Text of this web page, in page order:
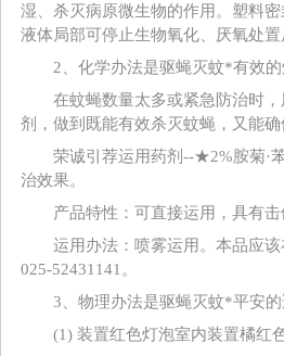
湿、杀灭病原微生物的作用。塑料
液体局部可停止生物氧化、厌氧处
2、化学办法是驱蝇灭蚊*有效的
在蚊蝇数量太多或紧急防治时，
剂，做到既能有效杀灭蚊蝇，又能确
荣诚引荐运用药剂--★2%胺菊·苯
治效果。
产品特性：可直接运用，具有击
运用办法：喷雾运用。本品应该
025-52431141。
3、物理办法是驱蝇灭蚊*平安的
(1) 装置红色灯泡室内装置橘红色